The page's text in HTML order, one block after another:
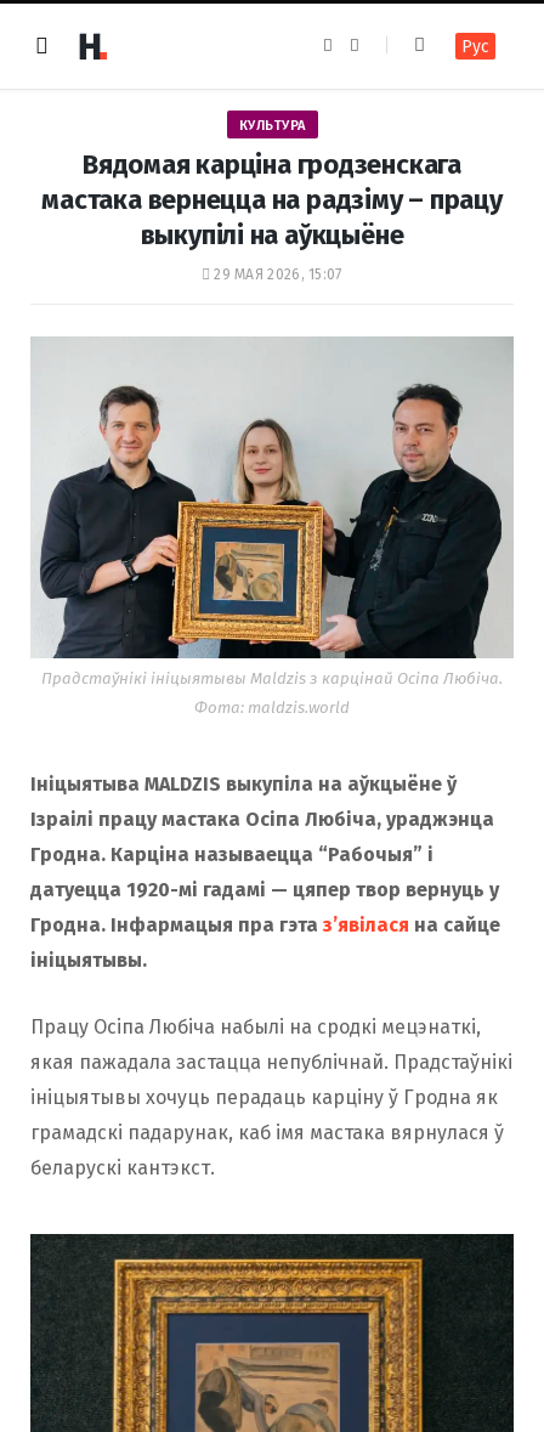
e
k
t
a
m
Рус
КУЛЬТУРА
Вядомая карціна гродзенскага
мастака вернецца на радзіму – працу
выкупілі на аўкцыёне
29 МАЯ 2026, 15:07
Прадстаўнікі ініцыятывы Maldzis з карцінай Осіпа Любіча.
Фота: maldzis.world
Ініцыятыва MALDZIS выкупіла на аўкцыёне ў
Ізраілі працу мастака Осіпа Любіча, ураджэнца
Гродна. Карціна называецца “Рабочыя” і
датуецца 1920-мі гадамі — цяпер твор вернуць у
Гродна. Інфармацыя пра гэта з’явілася на сайце
ініцыятывы.
Працу Осіпа Любіча набылі на сродкі мецэнаткі,
якая пажадала застацца непублічнай. Прадстаўнікі
ініцыятывы хочуць перадаць карціну ў Гродна як
грамадскі падарунак, каб імя мастака вярнулася ў
беларускі кантэкст.